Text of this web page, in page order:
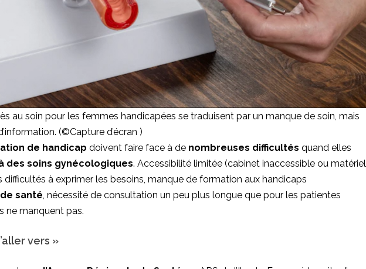
au soin pour les femmes handicapées se traduisent par un manque de soin, mais
(©Capture d’écran )
de handicap doivent faire face à de nombreuses difficultés quand elles
des soins gynécologiques. Accessibilité limitée (cabinet inaccessible ou matériel
à exprimer les besoins, manque de formation aux handicaps
santé , nécessité de consultation un peu plus longue que pour les patientes
ne manquent pas.
vers »